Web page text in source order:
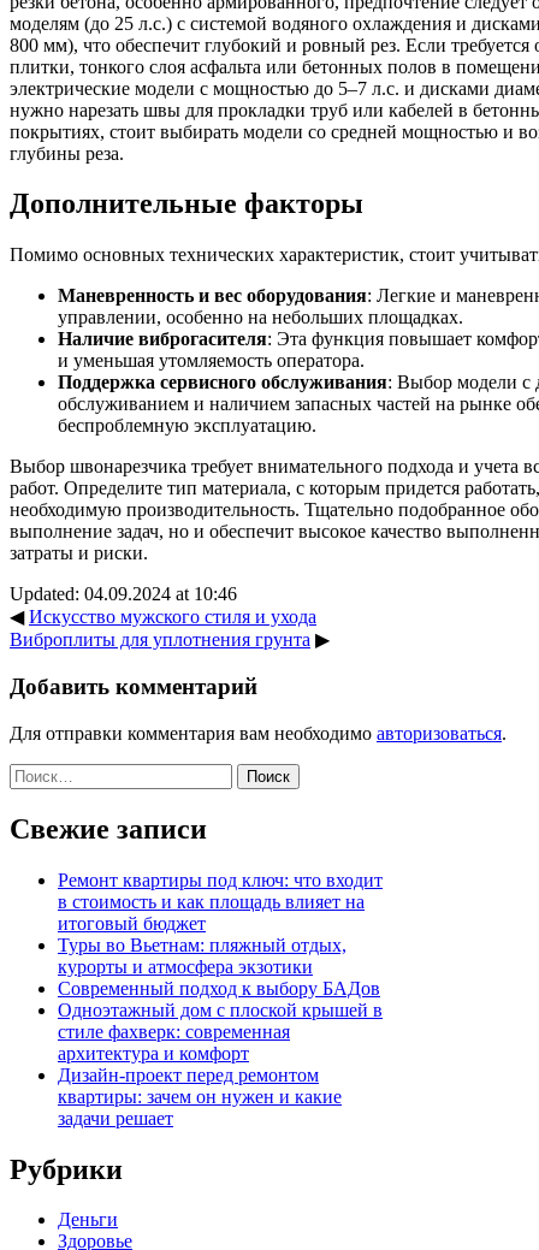
моделям (до 25 л.с.) с системой водяного охлаждения и
800 мм), что обеспечит глубокий и ровный рез. Если требуется
плитки, тонкого слоя асфальта или бетонных полов в
электрические модели с мощностью до 5–7 л.с. и дисками
нужно нарезать швы для прокладки труб или кабелей в
покрытиях, стоит выбирать модели со средней мощностью и
глубины реза.
Дополнительные факторы
Помимо основных технических характеристик, стоит
Маневренность и вес оборудования: Легкие и
управлении, особенно на небольших площадках.
Наличие виброгасителя: Эта функция повышает
и уменьшая утомляемость оператора.
Поддержка сервисного обслуживания: Выбор модели с
обслуживанием и наличием запасных частей на рынке
беспроблемную эксплуатацию.
Выбор швонарезчика требует внимательного подхода и учета
работ. Определите тип материала, с которым придется
необходимую производительность. Тщательно подобранное
выполнение задач, но и обеспечит высокое качество
затраты и риски.
Updated: 04.09.2024 at 10:46
◀Искусство мужского стиля и ухода
Виброплиты для уплотнения грунта ▶
Добавить комментарий
Для отправки комментария вам необходимо авторизоваться.
Найти:
Свежие записи
Ремонт квартиры под ключ: что входит
в стоимость и как площадь влияет на
итоговый бюджет
Туры во Вьетнам: пляжный отдых,
курорты и атмосфера экзотики
Современный подход к выбору БАДов
Одноэтажный дом с плоской крышей в
стиле фахверк: современная
архитектура и комфорт
Дизайн-проект перед ремонтом
квартиры: зачем он нужен и какие
задачи решает
Рубрики
Деньги
Здоровье